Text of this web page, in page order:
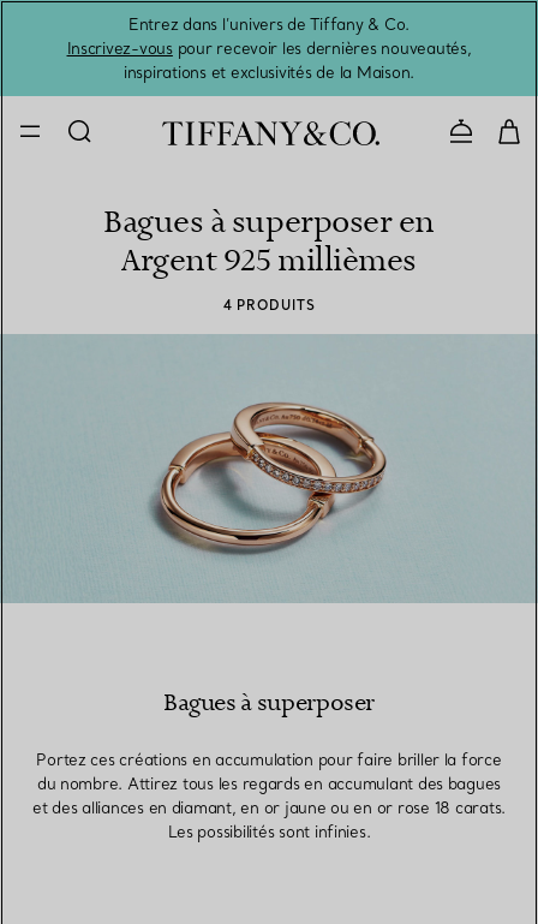
Entrez dans l’univers de Tiffany & Co.
Inscrivez-vouspour recevoir les dernières nouveautés,
inspirations et exclusivités de la Maison.
Bagues à superposer en
Argent 925 millièmes
4 PRODUITS
Bagues à superposer
Portez ces créations en accumulation pour faire briller la force
du nombre. Attirez tous les regards en accumulant des bagues
et des alliances en diamant, en or jaune ou en or rose 18 carats.
Les possibilités sont infinies.